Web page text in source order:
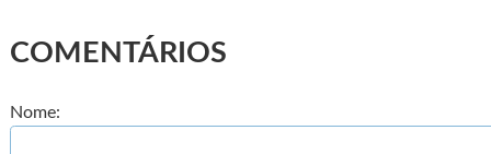
COMENTÁRIOS
Nome: